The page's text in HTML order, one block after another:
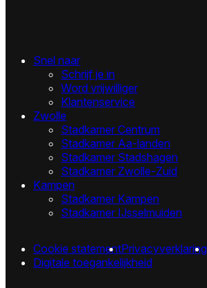
Snel naar
Schrijf je in
Word vrijwilliger
Klantenservice
Zwolle
Stadkamer Centrum
Stadkamer Aa-landen
Stadkamer Stadshagen
Stadkamer Zwolle-Zuid
Kampen
Stadkamer Kampen
Stadkamer IJsselmuiden
Cookie statementPrivacyverklaring
Digitale toegankelijkheid